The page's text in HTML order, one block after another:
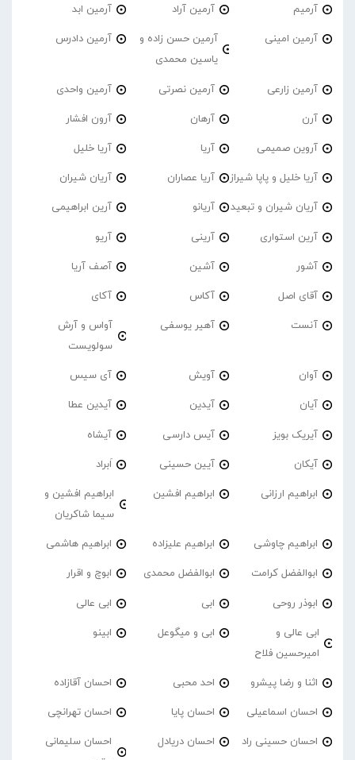
آرمیم آرمین آراد آرمین ابد
آرمین امینی
آرمین حسن زاده و
یاسین محمدی
آرمین دادرس
آرمین زارعی آرمین نصرتی آرمین واحدی
آرن آرهان آرون افشار
آروین صمیمی آریا آریا خلیل
آریا خلیل و پاپا شیراز آریا عصاران آریان شیران
آریان شیران و تبعید آریانو آرین ابراهیمی
آرین استواری آرینی آریو
آشور آشین آصف آریا
آقای اصل آکاس آکای
آنست آهیر یوسفی
آواس و آرش
سولویست
آوان آویش آی سیس
آیان آیدین آیدین عطا
آیریک بویز آیس دارسی آیشاه
آیکان آیین حسینی اَبراد
ابراهیم ارزانی ابراهیم افشین
ابراهیم افشین و
سیما شاکریان
ابراهیم چاوشی ابراهیم علیزاده ابراهیم هاشمی
ابوالفضل کرامت ابوالفضل محمدی ابوچ و اقرار
ابوذر روحی ابی ابی عالی
ابی عالی و
امیرحسین فلاح
ابی و میگوعل ابینو
اثنا و رضا پیشرو احد محبی احسان آقازاده
احسان اسماعیلی احسان پایا احسان تهرانچی
احسان حسینی راد احسان دریادل
احسان سلیمانی